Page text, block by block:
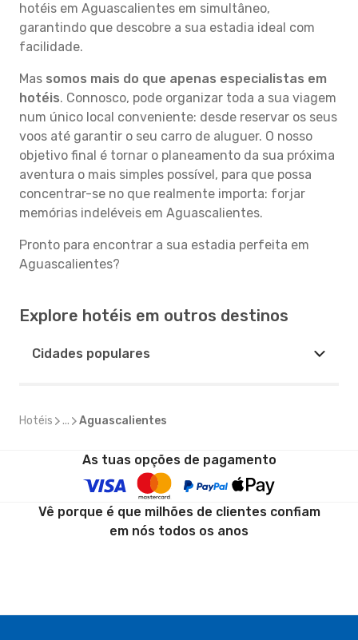
hotéis em Aguascalientes em simultâneo,
garantindo que descobre a sua estadia ideal com
facilidade.
Mas somos mais do que apenas especialistas em
hotéis. Connosco, pode organizar toda a sua viagem
num único local conveniente: desde reservar os seus
voos até garantir o seu carro de aluguer. O nosso
objetivo final é tornar o planeamento da sua próxima
aventura o mais simples possível, para que possa
concentrar-se no que realmente importa: forjar
memórias indeléveis em Aguascalientes.
Pronto para encontrar a sua estadia perfeita em
Aguascalientes?
Explore hotéis em outros destinos
Cidades populares
Hotéis ... Aguascalientes
As tuas opções de pagamento
Vê porque é que milhões de clientes confiam
em nós todos os anos